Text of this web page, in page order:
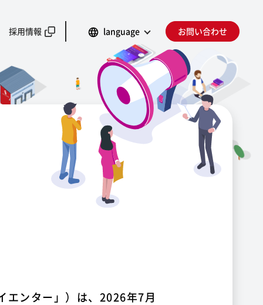
採用情報 language お問い合わせ
エンター」）は、2026年7月